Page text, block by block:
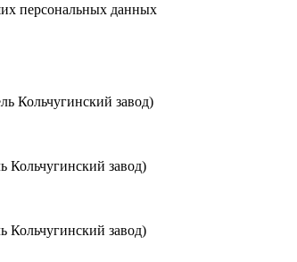
персональных данных
Кольчугинский завод)
завод)
завод)